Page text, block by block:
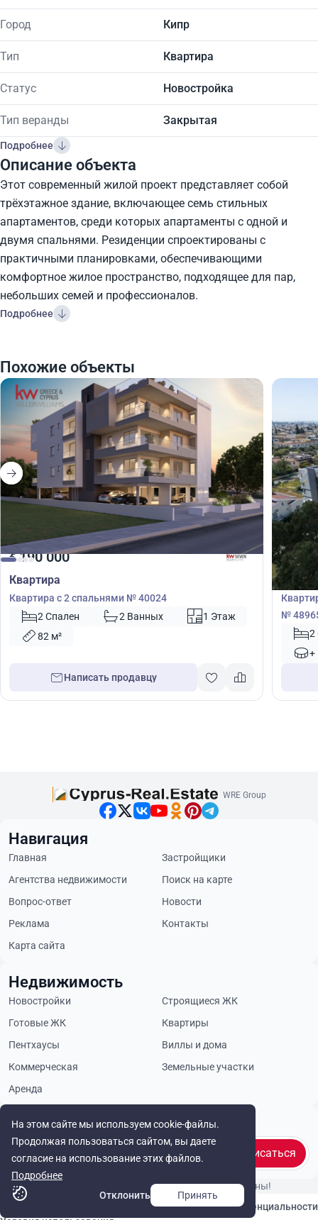
Город Кипр
Тип Квартира
Статус Новостройка
Тип веранды Закрытая
Подробнее
Описание объекта
Этот современный жилой проект представляет собой
трёхэтажное здание, включающее семь стильных
апартаментов, среди которых апартаменты с одной и
двумя спальнями. Резиденции спроектированы с
практичными планировками, обеспечивающими
комфортное жилое пространство, подходящее для пар,
небольших семей и профессионалов.
Подробнее
Похожие объекты
€190 000
Квартира
Квартира с 2 спальнями № 40024
2 Спален
2 Ванных
1 Этаж
82 м²
Написать продавцу
€190
№
2
На этом сайте мы используем cookie-файлы.
Продолжая пользоваться сайтом, вы даете
согласие на использование этих файлов.
Подробнее
Отклонить
Принять
WRE Group
Будьте в курсе
Подписаться
Навигация
Главная
Застройщики
Агентства недвижимости
Поиск на карте
Вопрос-ответ
Новости
Реклама
Контакты
Карта сайта
Недвижимость
Новостройки
Строящиеся ЖК
Готовые ЖК
Квартиры
Пентхаусы
Виллы и дома
Коммерческая
Земельные участки
Аренда
© Cyprus Realestate 2026. Все права защищены!
Политика конфиденциальности